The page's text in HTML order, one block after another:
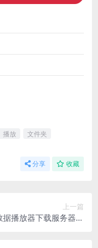
播放
文件夹
分享 收藏
上一篇
播放器下载服务器安